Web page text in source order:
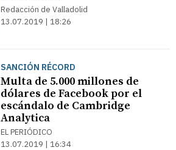
Redacción de Valladolid
13.07.2019 | 18:26
SANCIÓN RÉCORD
Multa de 5.000 millones de
dólares de Facebook por el
escándalo de Cambridge
Analytica
EL PERIÓDICO
13.07.2019 | 16:34